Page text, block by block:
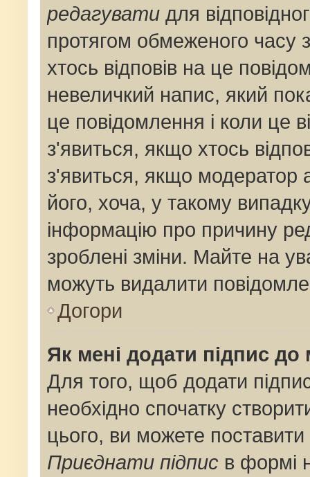
редагувати для
протягом обмеженого
хтось відповів на це
невеличкий напис, який
це повідомлення і коли це
з'явиться, якщо хтось
з'явиться, якщо модератор
його, хоча, у такому
інформацію про причину
зроблені зміни. Майте на
можуть видалити
Догори
Як мені додати підпис
Для того, щоб додати
необхідно спочатку
цього, ви можете
Приєднати підпис в формі